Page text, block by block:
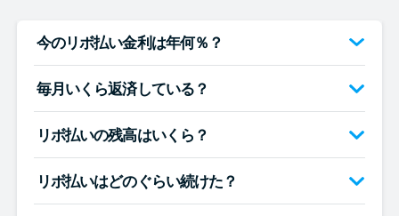
今のリボ払い金利は年何％？
毎月いくら返済している？
リボ払いの残高はいくら？
リボ払いはどのぐらい続けた？